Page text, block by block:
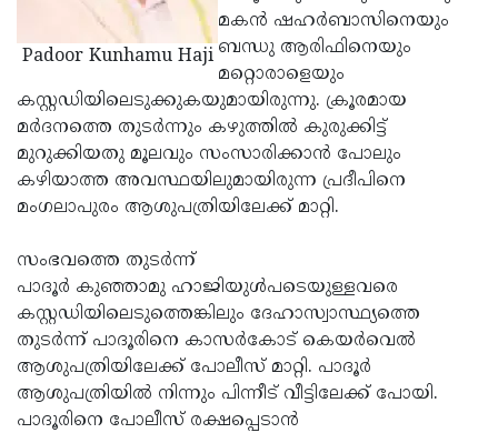
Padoor Kunhamu Haji
മകന്‍ ഷഹര്‍ബാസിനെയും
ബന്ധു ആരിഫിനെയും
മറ്റൊരാളെയും
കസ്റ്റഡിയിലെടുക്കുകയുമായിരുന്നു. ക്രൂരമായ
മര്‍ദനത്തെ തുടര്‍ന്നും കഴുത്തില്‍ കുരുക്കിട്ട്
മുറുക്കിയതു മൂലവും സംസാരിക്കാന്‍ പോലും
കഴിയാത്ത അവസ്ഥയിലുമായിരുന്ന പ്രദീപിനെ
മംഗലാപുരം ആശുപത്രിയിലേക്ക് മാറ്റി.
സംഭവത്തെ തുടര്‍ന്ന്
പാദൂര്‍ കുഞ്ഞാമു ഹാജിയുള്‍പടെയുള്ളവരെ
കസ്റ്റഡിയിലെടുത്തെങ്കിലും ദേഹാസ്വാസ്ഥ്യത്തെ
തുടര്‍ന്ന് പാദൂരിനെ കാസര്‍കോട് കെയര്‍വെല്‍
ആശുപത്രിയിലേക്ക് പോലീസ് മാറ്റി. പാദൂര്‍
ആശുപത്രിയില്‍ നിന്നും പിന്നീട് വീട്ടിലേക്ക് പോയി.
പാദൂരിനെ പോലീസ് രക്ഷപ്പെടാന്‍